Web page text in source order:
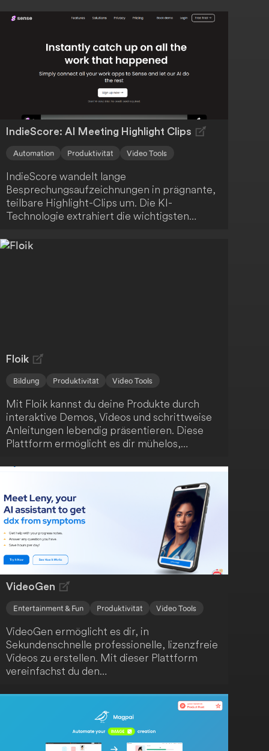
IndieScore: AI Meeting Highlight Clips
Automation Produktivität Video Tools
IndieScore wandelt lange
Besprechungsaufzeichnungen in prägnante,
teilbare Highlight-Clips um. Die KI-
Technologie extrahiert die wichtigsten
Team oder deine Kunden nur mit den
Floik
Bildung Produktivität Video Tools
Mit Floik kannst du deine Produkte durch
interaktive Demos, Videos und schrittweise
Anleitungen lebendig präsentieren. Diese
Plattform ermöglicht es dir mühelos,
auch wenn sich dein Produkt schnell
weiterentwickelt. Fördere das Verständnis
deiner Nutzer, steigere die
Kundenzufriedenheit und unterstütze die
Produktnutzung.
VideoGen
Entertainment & Fun Produktivität Video Tools
VideoGen ermöglicht es dir, in
Sekundenschnelle professionelle, lizenzfreie
Videos zu erstellen. Mit dieser Plattform
vereinfachst du den
zeitaufwendig und kostspielig ist. Mit nur
wenigen Klicks kannst du beeindruckende